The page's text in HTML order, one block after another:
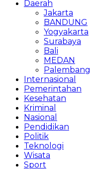
Daerah
Jakarta
BANDUNG
Yogyakarta
Surabaya
Bali
MEDAN
Palembang
Internasional
Pemerintahan
Kesehatan
Kriminal
Nasional
Pendidikan
Politik
Teknologi
Wisata
Sport